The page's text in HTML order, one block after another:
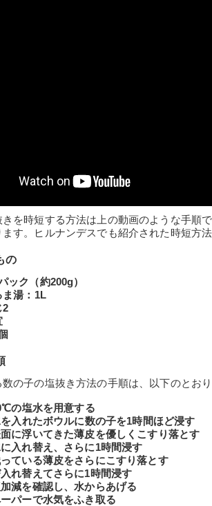
を時短する方法は上の動画のような手順
す。ヒルナンデスでも紹介された時短方
の
ック（約200g）
ま湯：1L
2
の子の塩抜き方法の手順は、以下のとおり
の塩水を用意する
入れたボウルに数の子を1時間ほど浸す
に浮いてきた薄皮を優しくこすり落とす
入れ替え、さらに1時間浸す
ている薄皮をさらにこすり落とす
れ替えてさらに1時間浸す
減を確認し、水からあげる
パーで水気をふき取る